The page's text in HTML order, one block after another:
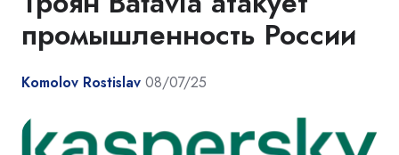
промышленность России
Komolov Rostislav 08/07/25